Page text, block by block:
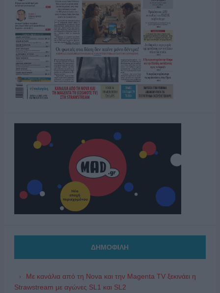
ΔΗΜΟΦΙΛΗ
Με κανάλια από τη Nova και την Magenta TV ξεκινάει η
Strawstream με αγώνες SL1 και SL2